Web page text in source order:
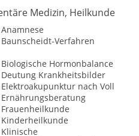
Medizin, Heilkunde
Anamnese
Baunscheidt-Verfahren
Biologische Hormonbalance
Deutung Krankheitsbilder
Elektroakupunktur nach Voll
Ernährungsberatung
Frauenheilkunde
Kinderheilkunde
Klinische